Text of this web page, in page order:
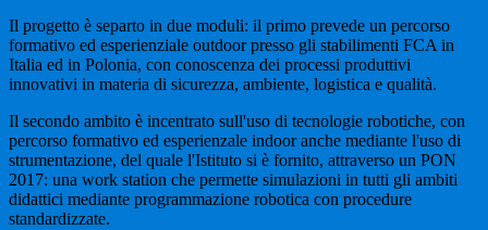
Il progetto è separto in due moduli: il primo prevede un percorso
formativo ed esperienziale outdoor presso gli stabilimenti FCA in
Italia ed in Polonia, con conoscenza dei processi produttivi
innovativi in materia di sicurezza, ambiente, logistica e qualità.
Il secondo ambito è incentrato sull'uso di tecnologie robotiche, con
percorso formativo ed esperienzale indoor anche mediante l'uso di
strumentazione, del quale l'Istituto si è fornito, attraverso un PON
2017: una work station che permette simulazioni in tutti gli ambiti
didattici mediante programmazione robotica con procedure
standardizzate.